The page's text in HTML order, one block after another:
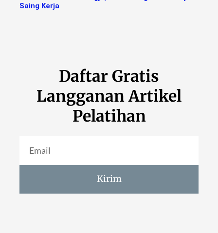
Saing Kerja
Daftar Gratis
Langganan Artikel
Pelatihan
Kirim